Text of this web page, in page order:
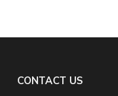
CONTACT US